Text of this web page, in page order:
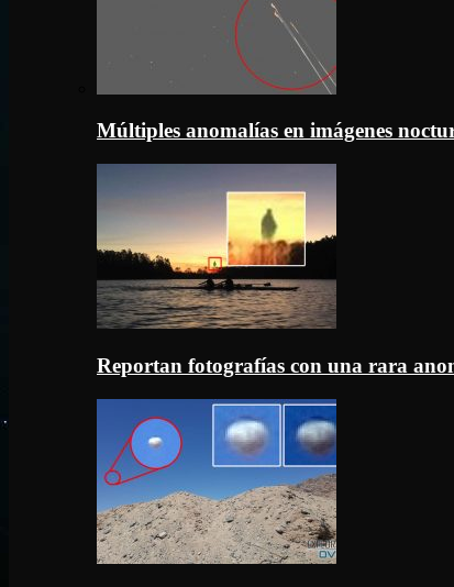
Múltiples anomalías en imágenes
Reportan fotografías con una rara